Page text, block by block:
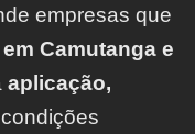
empresas que
Camutanga e
aplicação,